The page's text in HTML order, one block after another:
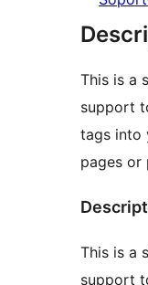
This is a
support
tags into
pages or
This is a
support